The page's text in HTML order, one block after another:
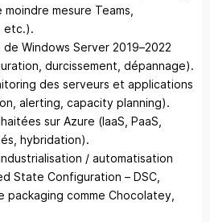
mesure Teams,
etc.).
Windows Server 2019–2022
durcissement, dépannage).
des serveurs et applications
alerting, capacity planning).
sur Azure (IaaS, PaaS,
hybridation).
/ automatisation
State Configuration – DSC,
packaging comme Chocolatey,